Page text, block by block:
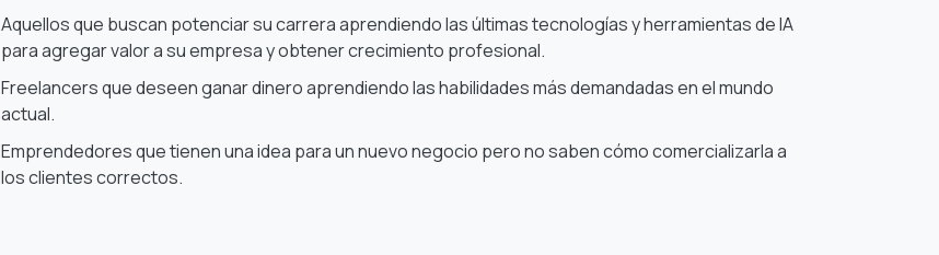
Aquellos que buscan potenciar su carrera aprendiendo las últimas tecnologías yherramientas de IA
para agregar valor a su empresa y obtener crecimiento profesional.
Freelancers que deseen ganar dinero aprendiendo las habilidades más demandadas en el mundo
actual.
Emprendedores que tienen una idea para un nuevo negocio pero no saben cómo comercializarla a
los clientes correctos.